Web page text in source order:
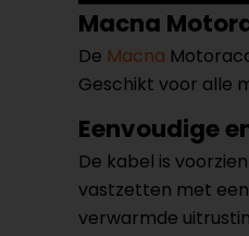
Macna
De Macna
Geschikt voor alle
Eenvoudige
De kabel is
vastzetten met een
verwarmde